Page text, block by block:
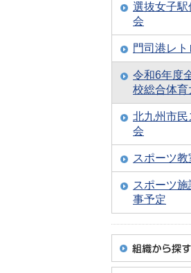
選抜女子駅
会
門司港レ
令和6年度
校総合体育
北九州市民
会
スポーツ教
スポーツ
事予定